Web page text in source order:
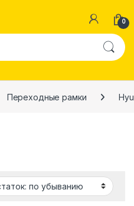
0
Переходные рамки